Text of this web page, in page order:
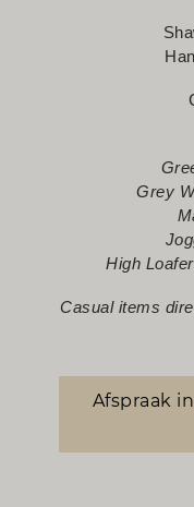
Grey
High
Casual items
Afspraak